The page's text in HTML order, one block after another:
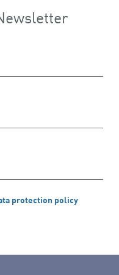
protection policy